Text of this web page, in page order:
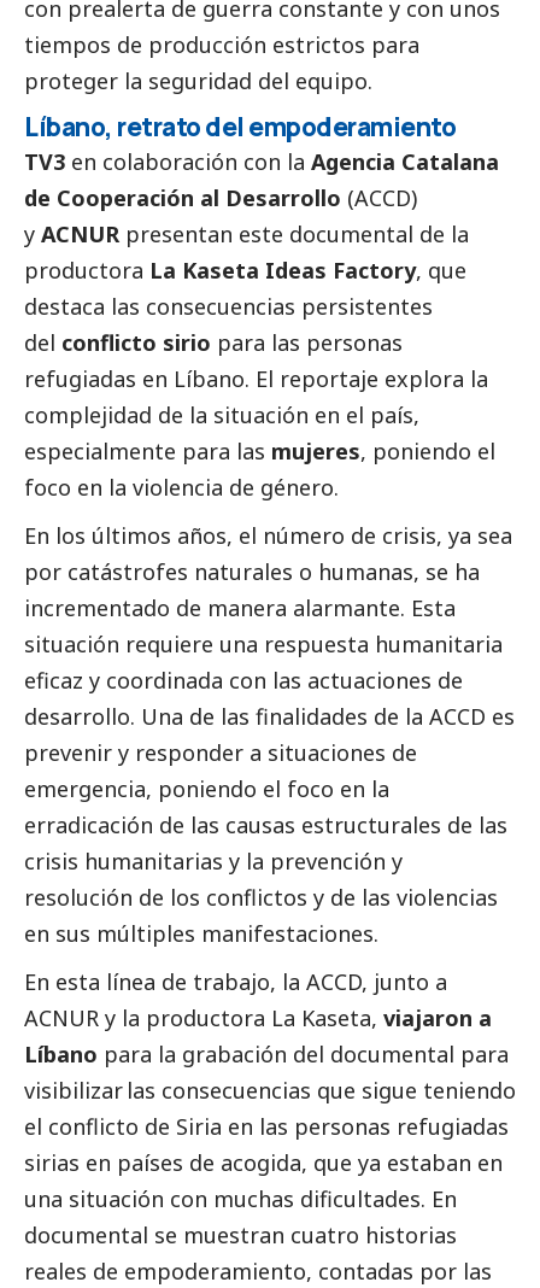
con prealerta de guerra constante y con unos
tiempos de producción estrictos para
proteger la seguridad del equipo.
Líbano, retrato del empoderamiento
TV3 en colaboración con la Agencia Catalana
de Cooperación al Desarrollo (ACCD)
y ACNUR presentan este documental de la
productora La Kaseta Ideas Factory, que
destaca las consecuencias persistentes
del conflicto sirio para las personas
refugiadas en Líbano. El reportaje explora la
complejidad de la situación en el país,
especialmente para las mujeres, poniendo el
foco en la violencia de género.
En los últimos años, el número de crisis, ya sea
por catástrofes naturales o humanas, se ha
incrementado de manera alarmante. Esta
situación requiere una respuesta humanitaria
eficaz y coordinada con las actuaciones de
desarrollo. Una de las finalidades de la ACCD es
prevenir y responder a situaciones de
emergencia, poniendo el foco en la
erradicación de las causas estructurales de las
crisis humanitarias y la prevención y
resolución de los conflictos y de las violencias
en sus múltiples manifestaciones.
En esta línea de trabajo, la ACCD, junto a
ACNUR y la productora La Kaseta, viajaron a
Líbano para la grabación del documental para
visibilizar las consecuencias que sigue teniendo
el conflicto de Siria en las personas refugiadas
sirias en países de acogida, que ya estaban en
una situación con muchas dificultades. En
documental se muestran cuatro historias
reales de empoderamiento, contadas por las